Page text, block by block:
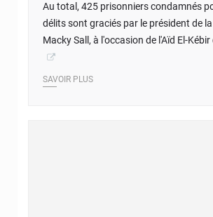
Au total, 425 prisonniers condamnés
délits sont graciés par le président de
Macky Sall, à l'occasion de l'Aïd El-
SAVOIR PLUS